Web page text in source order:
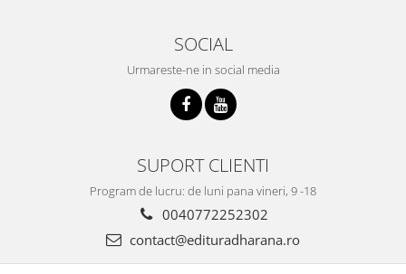
SOCIAL
Urmareste-ne in social media
SUPORT CLIENTI
Program de lucru: de luni pana vineri, 9 -18
0040772252302
contact@edituradharana.ro